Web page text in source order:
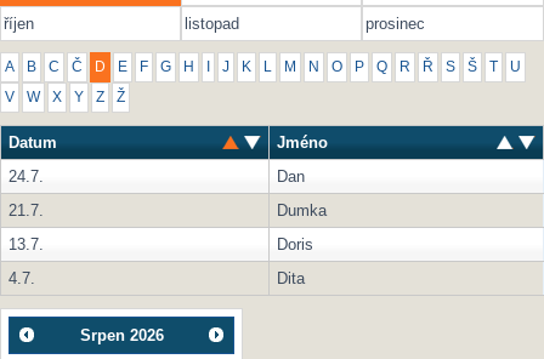
říjen
listopad prosinec
A B C Č D E F G H J K L M N O P Q R Ř S Š U
V W X Y Z Ž
Datum
Jméno
24.7.
Dan
21.7.
Dumka
13.7.
Doris
4.7.
Dita
Srpen 2026